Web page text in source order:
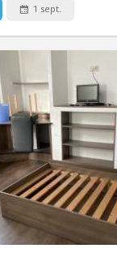
1 sept.
disponible dans
Située dans le
cuisine équipée,
partagées
une chambre